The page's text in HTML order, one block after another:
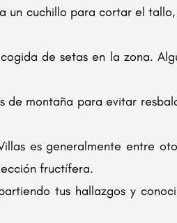
un cuchillo para cortar el
de setas en la zona.
montaña para evitar
es generalmente entre
fructífera.
tus hallazgos y